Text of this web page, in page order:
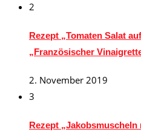
2
Rezept „Tomaten Salat
„Französischer
2. November 2019
3
Rezept